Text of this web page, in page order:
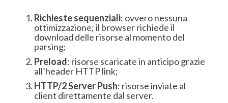
Richieste sequenziali: ovvero nessuna
ottimizzazione; il browser richiede il
download delle risorse al momento del
parsing;
Preload: risorse scaricate in anticipo grazie
all’header HTTP link;
HTTP/2 Server Push: risorse inviate al
client direttamente dal server.